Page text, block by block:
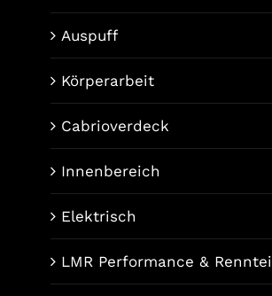
Auspuff
Körperarbeit
Cabrioverdeck
Innenbereich
Elektrisch
LMR Performance &